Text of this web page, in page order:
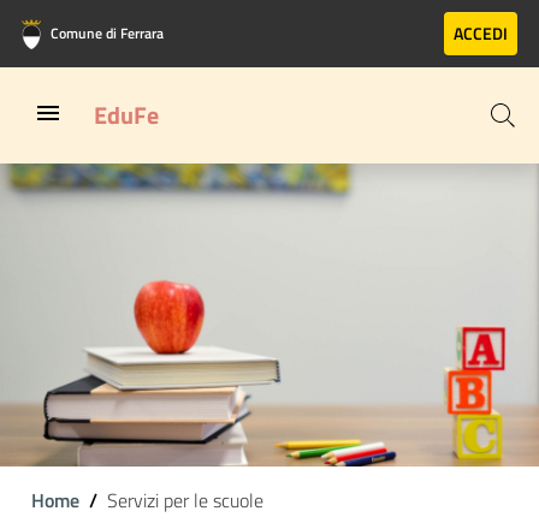
Vai al contenuto principale
Vai al footer
Comune di Ferrara ACCEDI
EduFe
Home Servizi per le scuole